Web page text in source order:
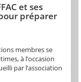
et ses
préparer
membres se
à l’occasion
par l’association